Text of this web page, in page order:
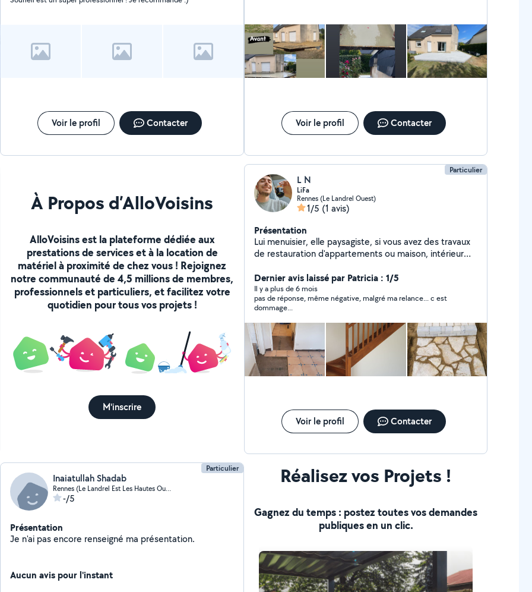
Voir le profil Contacter Voir le profil Contacter
À Propos d’AlloVoisins
AlloVoisins est la plateforme dédiée aux
prestations de services et à la location de
matériel à proximité de chez vous ! Rejoignez
notre communauté de 4,5 millions de membres,
professionnels et particuliers, et facilitez votre
quotidien pour tous vos projets !
M'inscrire
Particulier
L N
LiFa
Rennes (Le Landrel Ouest)
1/5 (1 avis)
Présentation
Lui menuisier, elle paysagiste, si vous avez des travaux
de restauration d'appartements ou maison, intérieur
Travail de bonne qualité et avec le sourire, toujours !
Bonne journée à vous
Dernier avis laissé par Patricia : 1/5
Il y a plus de 6 mois
pas de réponse, même négative, malgré ma relance... c est
dommage...
Voir le profil Contacter
Particulier
Inaiatullah Shadab
Rennes (Le Landrel Est Les Hautes Ourmes)
-/5
Présentation
Je n'ai pas encore renseigné ma présentation.
Aucun avis pour l'instant
Réalisez vos Projets !
Gagnez du temps : postez toutes vos demandes
publiques en un clic.